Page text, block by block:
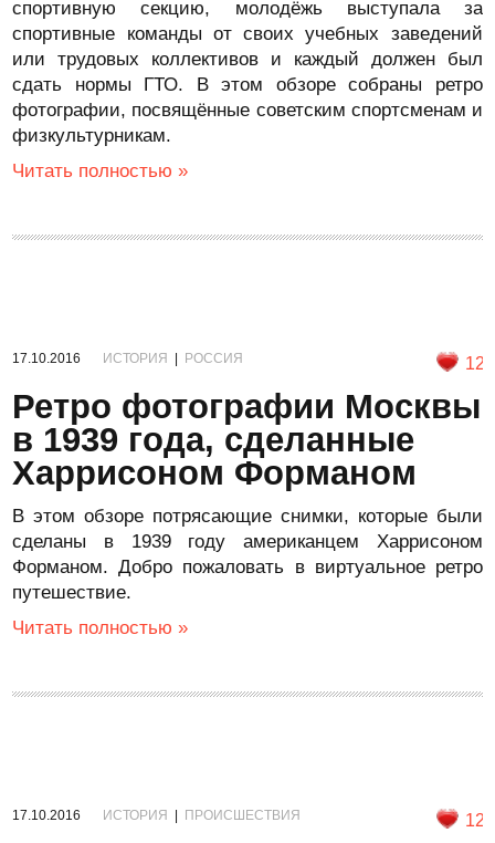
спортивную секцию, молодёжь выступала за
спортивные команды от своих учебных заведений
или трудовых коллективов и каждый должен был
сдать нормы ГТО. В этом обзоре собраны ретро
фотографии, посвящённые советским спортсменам и
физкультурникам.
Читать полностью »
17.10.2016 ИСТОРИЯ РОССИЯ 12
Ретро фотографии Москвы
в 1939 года, сделанные
Харрисоном Форманом
В этом обзоре потрясающие снимки, которые были
сделаны в 1939 году американцем Харрисоном
Форманом. Добро пожаловать в виртуальное ретро
путешествие.
Читать полностью »
17.10.2016 ИСТОРИЯ ПРОИСШЕСТВИЯ 12